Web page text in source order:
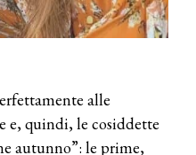
alle
e, quindi, le cosiddette
autunno”: le prime,